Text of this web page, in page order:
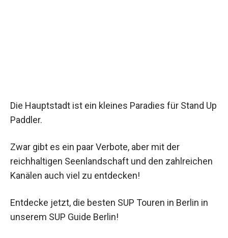
Die Hauptstadt ist ein kleines Paradies für Stand Up
Paddler.
Zwar gibt es ein paar Verbote, aber mit der
reichhaltigen Seenlandschaft und den zahlreichen
Kanälen auch viel zu entdecken!
Entdecke jetzt, die besten SUP Touren in Berlin in
unserem SUP Guide Berlin!